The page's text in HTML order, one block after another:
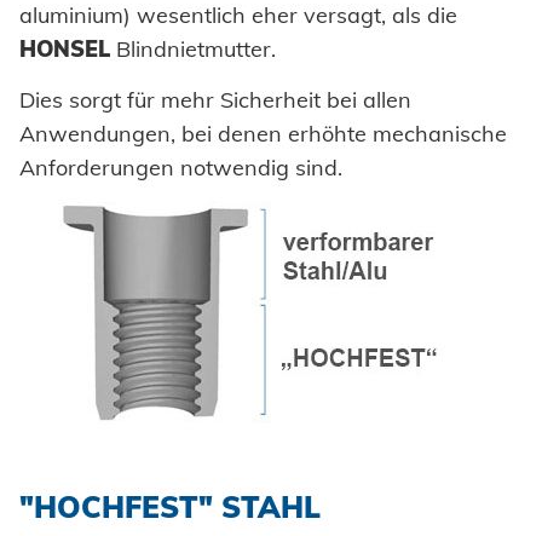
Einpresselemente
Coils
Achsenklemmen
Bolzen
Hülsen
Akku-Nieter
aluminium) wesentlich eher versagt, als die
HONSEL Blindnietmutter.
Dies sorgt für mehr Sicherheit bei allen
Anwendungen, bei denen erhöhte mechanische
Anforderungen notwendig sind.
"HOCHFEST" STAHL